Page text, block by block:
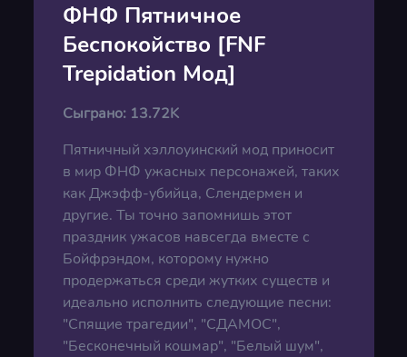
ФНФ Пятничное
Беспокойство [FNF
Trepidation Мод]
Сыграно: 13.72K
Пятничный хэллоуинский мод приносит
в мир ФНФ ужасных персонажей, таких
как Джэфф-убийца, Слендермен и
другие. Ты точно запомнишь этот
праздник ужасов навсегда вместе с
Бойфрэндом, которому нужно
продержаться среди жутких существ и
идеально исполнить следующие песни:
"Спящие трагедии", "СДАМОС",
"Бесконечный кошмар", "Белый шум",